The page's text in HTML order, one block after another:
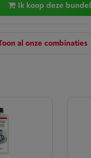
Ik koop deze bundel
al onze combinaties